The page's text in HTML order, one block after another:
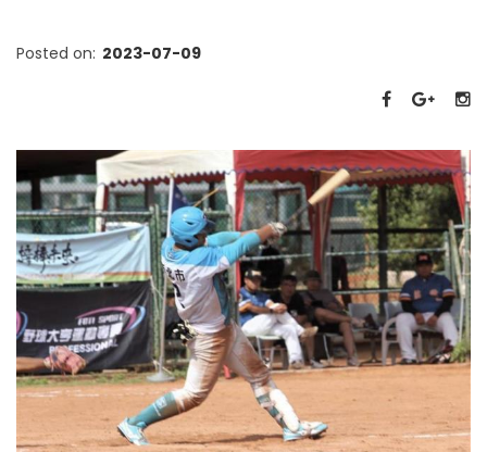
Posted on: 2023-07-09